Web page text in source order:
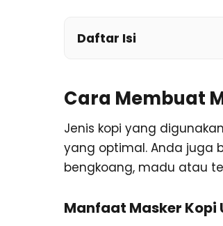
Daftar Isi
Cara Membuat
Jenis kopi yang
yang optimal. Anda juga
bengkoang, madu atau
Manfaat Masker Kopi